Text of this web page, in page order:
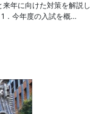
年に向けた対策を解説し
．今年度の入試を概…